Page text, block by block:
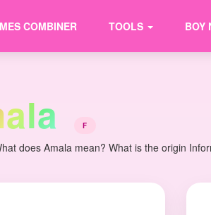
COMBINER TOOLS BOY
ala F
does Amala mean? What is the origin